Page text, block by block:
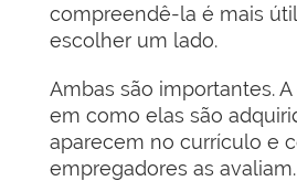
compreendê-la é mais
escolher um lado.
Ambas são importantes.
em como elas são
aparecem no currículo e
empregadores as